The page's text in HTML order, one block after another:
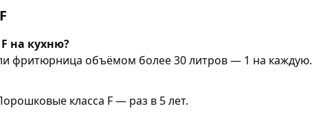
на кухню?
фритюрница объёмом более 30 литров — 1 на каждую.
класса F — раз в 5 лет.